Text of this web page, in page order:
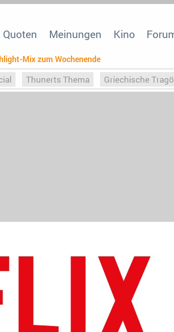
Mix zum Wochenende
Quoten Meinungen Kino
Thunerts Thema Griechische